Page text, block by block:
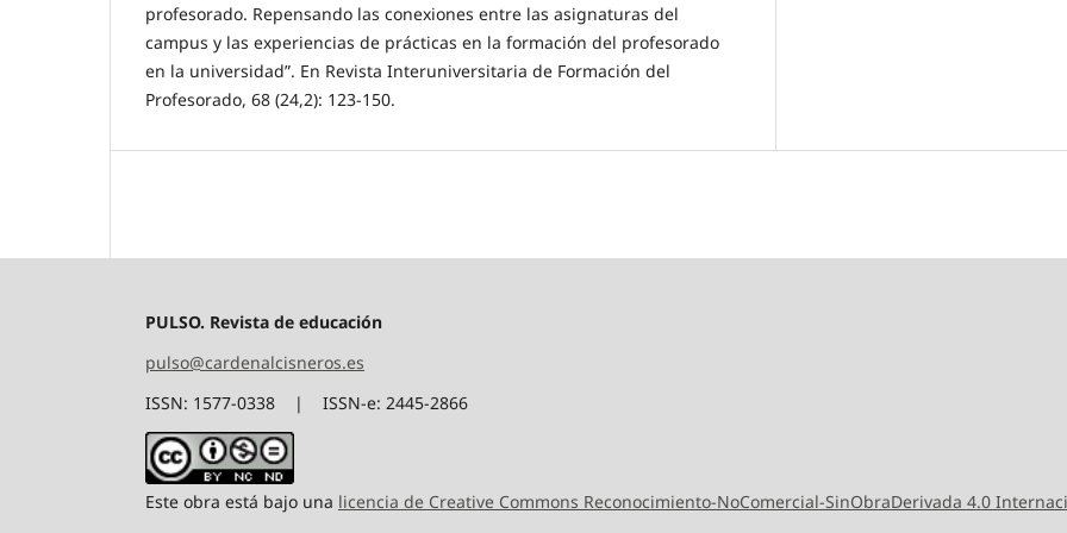
profesorado. Repensando las conexiones entre las asignaturas del
campus y las experiencias de prácticas en la formación del profesorado
en la universidad”. En Revista Interuniversitaria de Formación del
Profesorado, 68 (24,2): 123-150.
PULSO. Revista de educación
pulso@cardenalcisneros.es
ISSN: 1577-0338 | ISSN-e: 2445-2866
Este obra está bajo una licencia de Creative Commons Reconocimiento-NoComercial-SinObraDerivada 4.0